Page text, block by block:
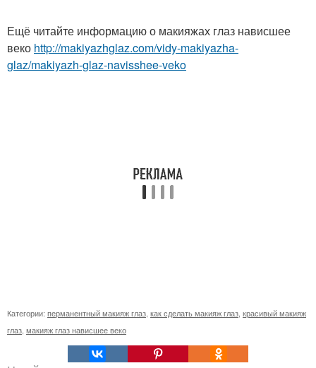
Ещё читайте информацию о макияжах глаз нависшее
веко http://makiyazhglaz.com/vidy-makiyazha-
glaz/makiyazh-glaz-navisshee-veko
Категории: перманентный макияж глаз как сделать макияж глаз красивый макияж
глаз макияж глаз нависшее веко